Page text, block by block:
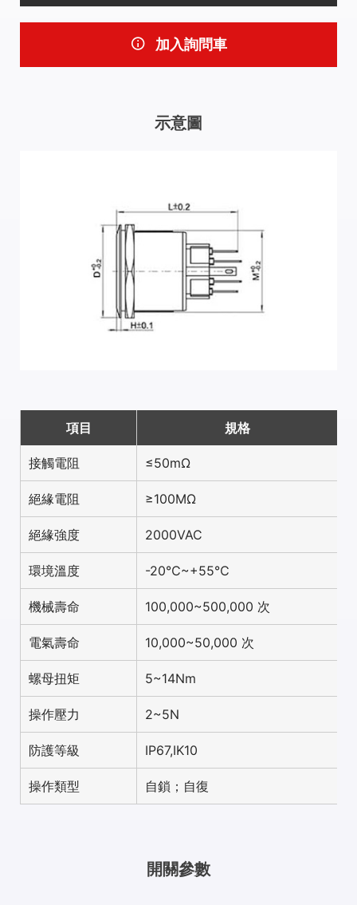
加入詢問車
示意圖
項目 規格
接觸電阻 ≤50mΩ
絕緣電阻 ≥100MΩ
絕緣強度 2000VAC
環境溫度 -20℃~+55℃
機械壽命 100,000~500,000 次
電氣壽命 10,000~50,000 次
螺母扭矩 5~14Nm
操作壓力 2~5N
防護等級 IP67,IK10
操作類型 自鎖；自復
開關參數